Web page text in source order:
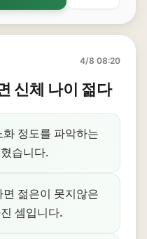
4/8 08:20
신체 나이 젊다
정도를 파악하는
습니다.
젊은이 못지않은
셈입니다.